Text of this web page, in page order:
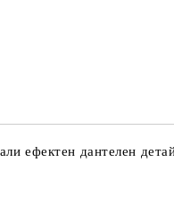
ефектен дантелен